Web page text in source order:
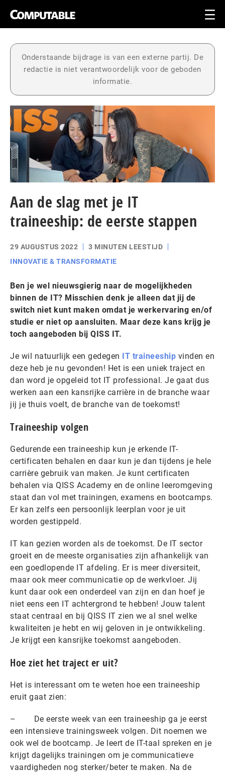
Onderstaande bijdrage is van een externe partij. De
redactie is niet verantwoordelijk voor de geboden
informatie.
Aan de slag met je IT
traineeship: de eerste stappen
29 AUGUSTUS 2022
3 MINUTEN LEESTIJD
INNOVATIE & TRANSFORMATIE
Ben je wel nieuwsgierig naar de mogelijkheden
binnen de IT? Misschien denk je alleen dat jij de
switch niet kunt maken omdat je werkervaring en/of
studie er niet op aansluiten. Maar deze kans krijg je
toch aangeboden bij QISS IT.
Je wil natuurlijk een gedegen IT traineeship vinden en
deze heb je nu gevonden! Het is een uniek traject en
dan word je opgeleid tot IT professional. Je gaat dus
werken aan een kansrijke carrière in de branche waar
jij je thuis voelt, de branche van de toekomst!
Traineeship volgen
Gedurende een traineeship kun je erkende IT-
certificaten behalen en daar kun je dan tijdens je hele
carrière gebruik van maken. Je kunt certificaten
behalen via QISS Academy en de online leeromgeving
staat dan vol met trainingen, examens en bootcamps.
Er kan zelfs een persoonlijk leerplan voor je uit
worden gestippeld.
IT kan gezien worden als de toekomst. De IT sector
groeit en de meeste organisaties zijn afhankelijk van
een goedlopende IT afdeling. Er is meer diversiteit,
maar ook meer communicatie op de werkvloer. Jij
kunt daar ook een onderdeel van zijn en dan hoef je
niet eens een IT achtergrond te hebben! Jouw talent
staat centraal en bij QISS IT zien we al snel welke
kwaliteiten je hebt en wij geloven in je ontwikkeling.
Je krijgt een kansrijke toekomst aangeboden.
Hoe ziet het traject er uit?
Het is interessant om te weten hoe een traineeship
eruit gaat zien:
– De eerste week van een traineeship ga je eerst
een intensieve trainingsweek volgen. Dit noemen we
ook wel de bootcamp. Je leert de IT-taal spreken en je
krijgt dagelijks trainingen om je communicatieve
vaardigheden nog sterker/beter te maken. Na de